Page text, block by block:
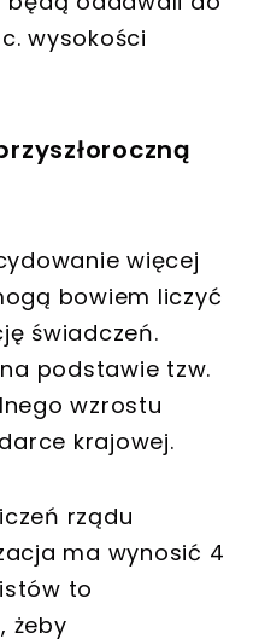
wysokości
więcej
bowiem liczyć
świadczeń.
podstawie tzw.
wzrostu
krajowej.
rządu
ma wynosić 4
to
żeby